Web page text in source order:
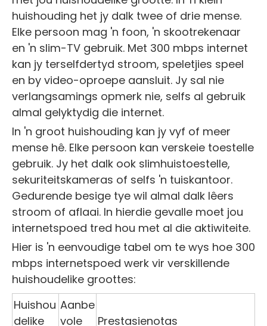
huishouding het jy dalk twee of drie mense.
Elke persoon mag 'n foon, 'n skootrekenaar
en 'n slim-TV gebruik. Met 300 mbps internet
kan jy terselfdertyd stroom, speletjies speel
en by video-oproepe aansluit. Jy sal nie
verlangsamings opmerk nie, selfs al gebruik
almal gelyktydig die internet.
In 'n groot huishouding kan jy vyf of meer
mense hê. Elke persoon kan verskeie toestelle
gebruik. Jy het dalk ook slimhuistoestelle,
sekuriteitskameras of selfs 'n tuiskantoor.
Gedurende besige tye wil almal dalk lêers
stroom of aflaai. In hierdie gevalle moet jou
internetspoed tred hou met al die aktiwiteite.
Hier is 'n eenvoudige tabel om te wys hoe 300
mbps internetspoed werk vir verskillende
huishoudelike groottes:
Huishou
delike
Aanbe
vole
Prestasienotas